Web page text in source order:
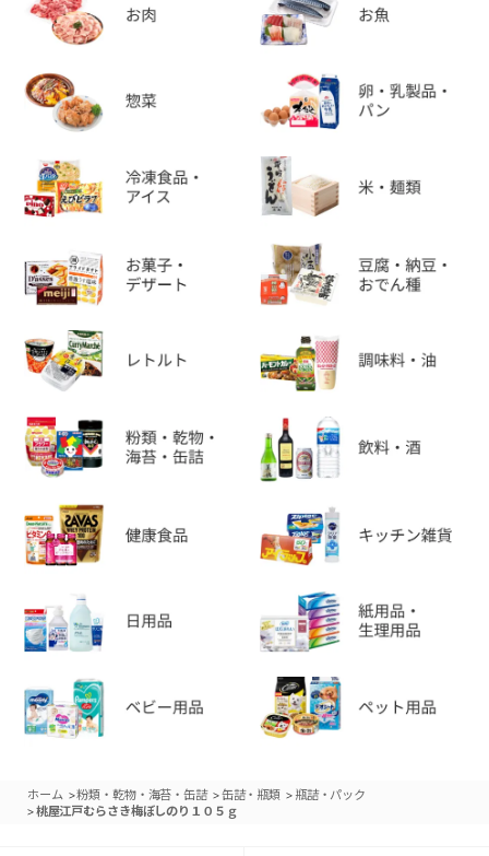
ホーム >粉類・乾物・海苔・缶詰 >缶詰・瓶類 >瓶詰・パック
>桃屋江戸むらさき梅ぼしのり１０５ｇ